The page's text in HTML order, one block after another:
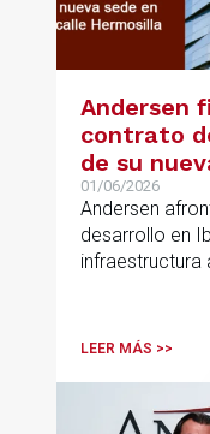
Andersen
contrato
de su
Hermosilla
01/06/2026
Andersen
desarrollo en
infraestructura
LEER MÁS >>